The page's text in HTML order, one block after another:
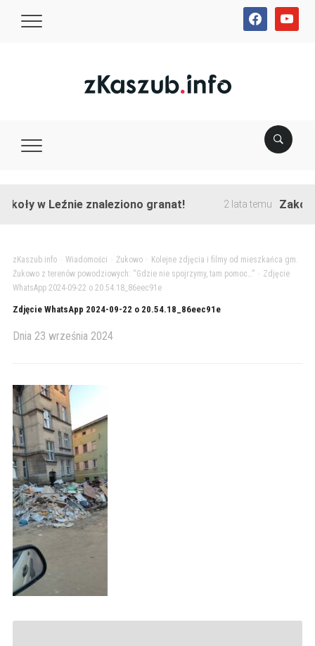
facebookyoutube
w Leźnie znaleziono granat! 2 lata temu
zKaszub.info> Wiadomości Żukowo>
Kolejne zdjęcia i filmy od mieszkańca gm.
Żukowo z terenów powodziowych: “Gdzie nie spojrzymy, tam pomoc…”> Zdjęcie
WhatsApp 2024-09-22 o 20.54.18_86eec91e
Zdjęcie WhatsApp 2024-09-22 o 20.54.18_86eec91e
Dnia 23 września 2024